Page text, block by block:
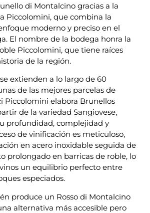
di Montalcino gracias a la
Piccolomini, que combina la
moderno y preciso en el
El nombre de la bodega honra la
Piccolomini, que tiene raíces
de la región.
extienden a lo largo de 60
de las mejores parcelas de
Piccolomini elabora Brunellos
de la variedad Sangiovese,
profundidad, complejidad y
de vinificación es meticuloso,
en acero inoxidable seguida de
prolongado en barricas de roble, lo
un equilibrio perfecto entre
especiados.
produce un Rosso di Montalcino
alternativa más accesible pero